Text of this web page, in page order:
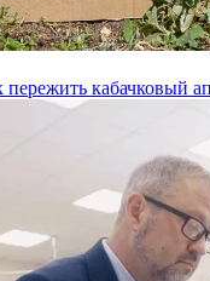
пережить кабачковый